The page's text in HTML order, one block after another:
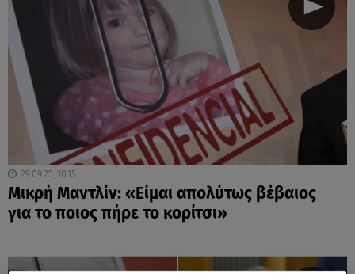
29.09.25, 10:15
Μικρή Μαντλίν: «Είμαι απολύτως βέβαιος
για το ποιος πήρε το κορίτσι»